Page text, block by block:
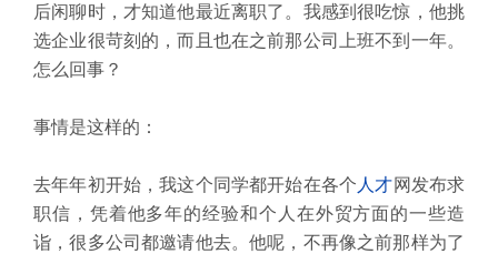
后闲聊时，才知道他最近离职了。我感到很吃惊，他挑
选企业很苛刻的，而且也在之前那公司上班不到一年。
怎么回事？
事情是这样的：
去年年初开始，我这个同学都开始在各个人才网发布求
职信，凭着他多年的经验和个人在外贸方面的一些造
诣，很多公司都邀请他去。他呢，不再像之前那样为了